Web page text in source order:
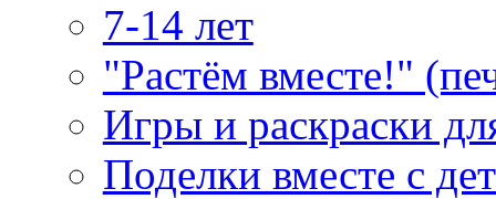
7-14 лет
"Растём вместе!"
Игры и раскраски
Поделки вместе с